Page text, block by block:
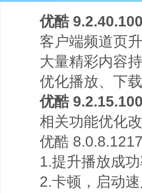
优酷
客户端频道页升
大量精彩内容持
优化播放、下载
优酷
相关功能优化
优酷
1.提升播放成功
2.卡顿，启动速